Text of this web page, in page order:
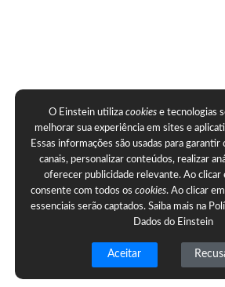
O Einstein utilizacookies e tecnologias
melhorar sua experiência em sites e
Essas informações são usadas para
canais, personalizar conteúdos, realizar
oferecer publicidade relevante. Ao clicar
consente com todos oscookies. Ao clicar
essenciais serão captados. Saiba mais na
Dados do Einstein
Aceitar